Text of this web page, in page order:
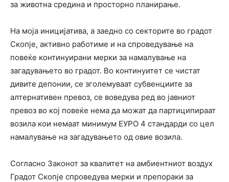
за животна средина и просторно планирање.
На моја иницијатива, а заедно со секторите во градот
Скопје, активно работиме и на спроведување на
повеќе континуирани мерки за намалување на
загадувањето во градот. Во континуитет се чистат
дивите депонии, се зголемуваат субвенциите за
алтернативен превоз, се воведува ред во јавниот
превоз во кој повеќе нема да можат да партиципираат
возила кои немаат минимум ЕУРО 4 стандарди со цел
намалување нa загадувањето од овие возила.
Согласно Законот за квалитет на амбиентниот воздух
Градот Скопје спроведува мерки и препораки за